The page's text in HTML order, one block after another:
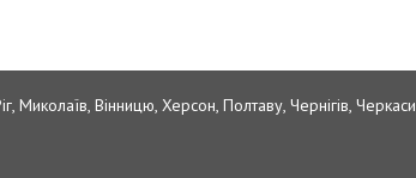
Миколаїв, Вінницю, Херсон, Полтаву, Чернігів, Черкаси